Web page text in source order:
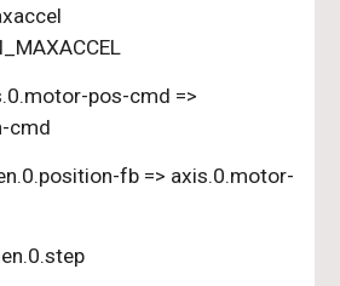
pos-cmd =>
cmd
fb => axis.0.motor-